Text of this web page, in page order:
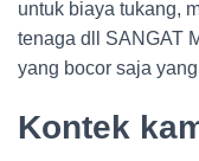
untuk biaya tukang,
tenaga dll SANGAT
yang bocor saja
Kontek